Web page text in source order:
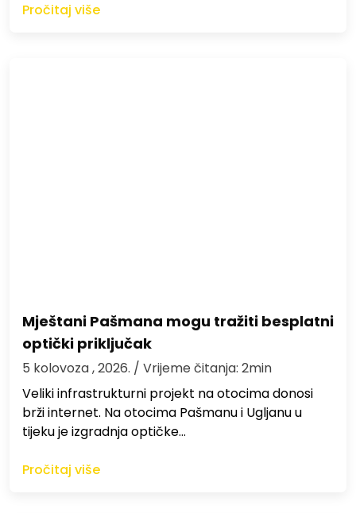
Pročitaj više
Mještani Pašmana mogu tražiti besplatni
optički priključak
5 kolovoza , 2026. / Vrijeme čitanja: 2min
Veliki infrastrukturni projekt na otocima donosi
brži internet. Na otocima Pašmanu i Ugljanu u
tijeku je izgradnja optičke…
Pročitaj više